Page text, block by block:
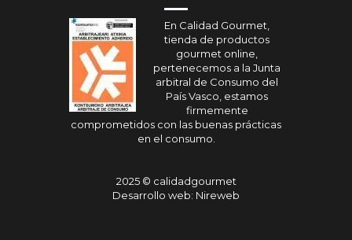
En Calidad Gourmet,
tienda de productos
gourmet online,
pertenecemos a la Junta
arbitral de Consumo del
País Vasco, estamos
firmemente
comprometidos con las buenas prácticas
en el consumo.
2025 © calidadgourmet
Desarrollo web: Nireweb